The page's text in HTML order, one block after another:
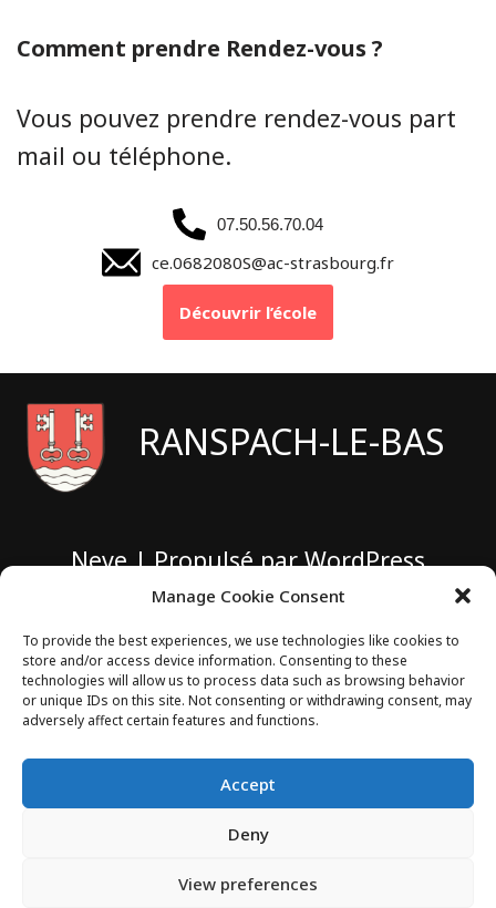
Manage Cookie Consent
To provide the best experiences, we use technologies like cookies to
store and/or access device information. Consenting to these
technologies will allow us to process data such as browsing behavior
or unique IDs on this site. Not consenting or withdrawing consent, may
adversely affect certain features and functions.
Accept
Deny
View preferences
Comment prendre Rendez-vous ?
Vous pouvez prendre rendez-vous part
mail ou téléphone.
07.50.56.70.04
ce.0682080S@ac-strasbourg.fr
Découvrir l’école
RANSPACH-LE-BAS
Neve| Propulsé parWordPress
1 rue de Sarbazan
68730 RANSPACH-LE-BAS
03 89 68 40 35
mairie@ranspach-le-bas.fr